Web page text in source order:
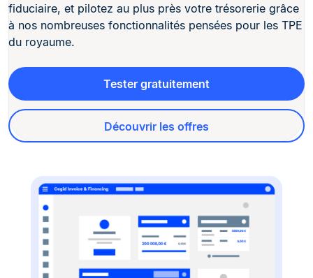
fiduciaire, et pilotez au plus près votre trésorerie grâce
à nos nombreuses fonctionnalités pensées pour les TPE
du royaume.
Tester gratuitement
Découvrir les offres